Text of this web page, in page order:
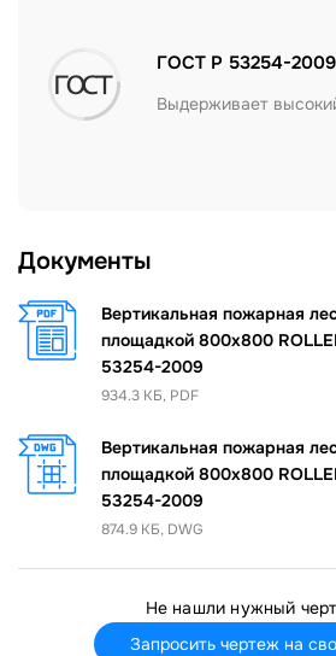
ГОСТ Р 53254-2009
Выдерживает
Документы
Вертикальная пожарная
площадкой 800х800
53254-2009
934.3 КБ, PDF
Вертикальная пожарная
площадкой 800х800
53254-2009
874.9 КБ, DWG
Не нашли нужный
Запросить чертеж на